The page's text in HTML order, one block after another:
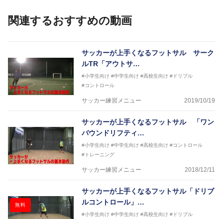
2012年 - 2014年 湘南ベルマーレフットサルクラブ 監
2015年 - 2017年 スーパースポーツゼビオFリーグア
ンバサダー
2020年 -東京ヴェルディフットサルチームＳＤ（総監
督）
サッカーが上手くなるために始めたフットサル
今までと比べ物にならない位サッカーが上手くなり、
その過程でフットサルの奥深さに魅了されフットサル
そのフットサルで、日本代表、イタリアセリエＡでプ
レーをするまでになった経験を、より多くの子供たち
に伝えさせて頂く為に今回参加させていただきました
関連するおすすめの動画
サッカーが上手くなるフットサル サーク
ルTR「アウトサ…
#小学生向け #中学生向け #高校生向け #ドリブル
#コントロール
サッカー練習メニュー 2019/10/19
サッカーが上手くなるフットサル 「ワン
バウンドリフティ…
#小学生向け #中学生向け #高校生向け #コントロール
#トレーニング
サッカー練習メニュー 2018/12/11
無料
サッカーが上手くなるフットサル「ドリブ
ルコントロール」…
#小学生向け #中学生向け #高校生向け #ドリブル